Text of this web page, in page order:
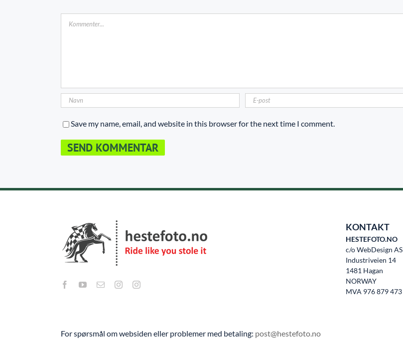
Save my name, email, and website in this browser for the next time I comment.
KONTAKT
HESTEFOTO.NO
c/o WebDesign AS
Industriveien 14
1481 Hagan
NORWAY
MVA 976 879 473
For spørsmål om websiden eller problemer med betaling: post@hestefoto.no